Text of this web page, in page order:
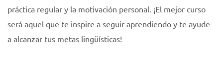
práctica regular y la motivación personal. ¡El mejor curso
será aquel que te inspire a seguir aprendiendo y te ayude
a alcanzar tus metas lingüísticas!